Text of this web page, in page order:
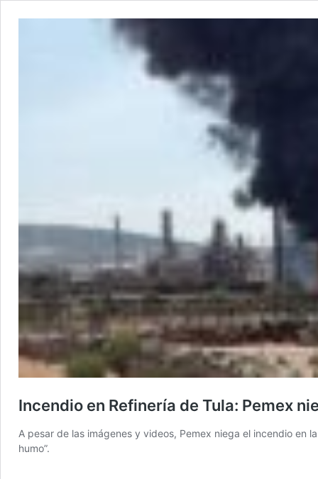
Incendio en Refinería de Tula: Pemex
A pesar de las imágenes y videos, Pemex niega el incendio en
humo”.